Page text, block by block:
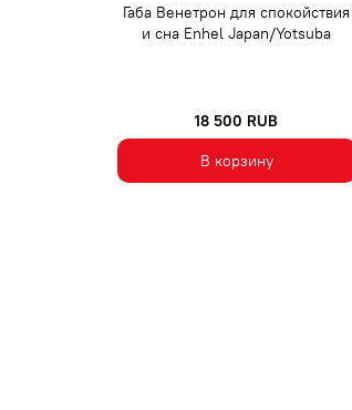
Габа Венетрон для спокойствия
и сна Enhel Japan/Yotsuba
18 500 RUB
В корзину